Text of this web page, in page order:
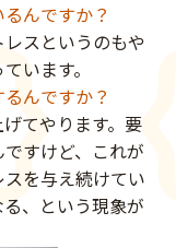
んですか？
スというのもや
います。
んですか？
てやります。要
すけど、これが
を与え続けてい
、という現象が